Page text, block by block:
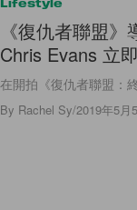
Lifestyle
《復仇者聯盟
Chris Evans 立
在開拍《復仇者聯盟：
By Rachel Sy/2019年5月